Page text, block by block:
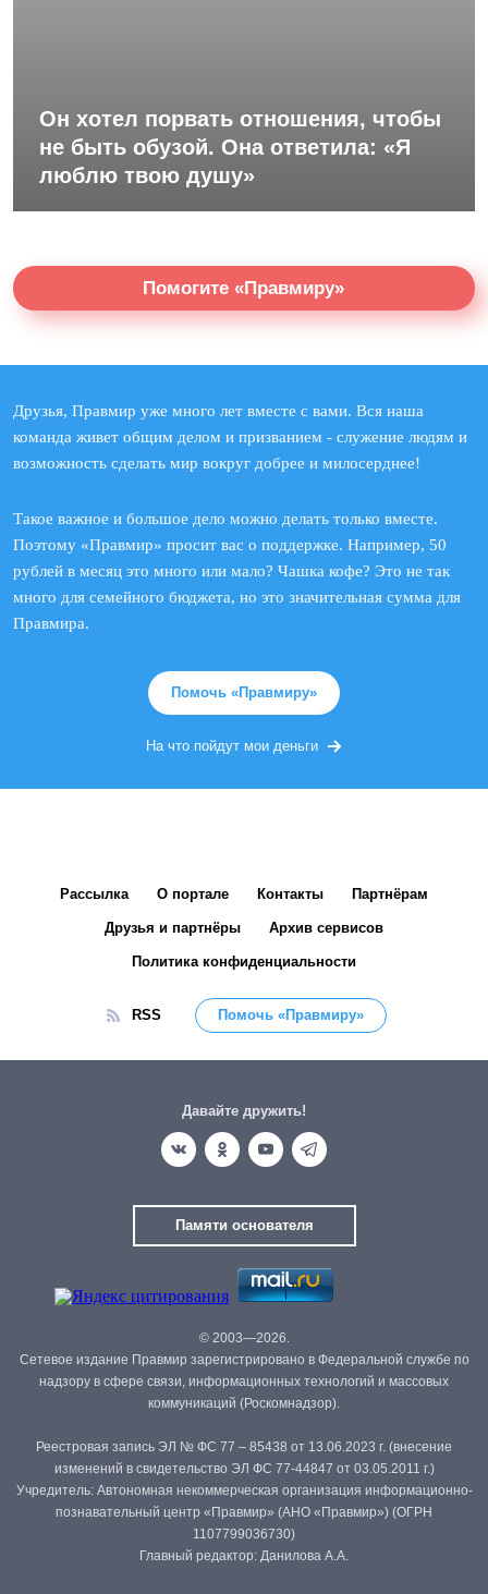
Он хотел порвать отношения, чтобы
не быть обузой. Она ответила: «Я
люблю твою душу»
Помогите «Правмиру»
Друзья, Правмир уже много лет вместе с вами. Вся наша
команда живет общим делом и призванием - служение людям и
возможность сделать мир вокруг добрее и милосерднее!
Такое важное и большое дело можно делать только вместе.
Поэтому «Правмир» просит вас о поддержке. Например, 50
рублей в месяц это много или мало? Чашка кофе? Это не так
много для семейного бюджета, но это значительная сумма для
Правмира.
Помочь «Правмиру»
На что пойдут мои деньги
Рассылка О портале Контакты Партнёрам
Друзья и партнёры Архив сервисов
Политика конфиденциальности
RSS Помочь «Правмиру»
Давайте дружить!
Памяти основателя
© 2003—2026.
Сетевое издание Правмир зарегистрировано в Федеральной службе по
надзору в сфере связи, информационных технологий и массовых
коммуникаций (Роскомнадзор).
Реестровая запись ЭЛ № ФС 77 – 85438 от 13.06.2023 г. (внесение
изменений в свидетельство ЭЛ ФС 77-44847 от 03.05.2011 г.)
Учредитель: Автономная некоммерческая организация информационно-
познавательный центр «Правмир» (АНО «Правмир») (ОГРН
1107799036730)
Главный редактор: Данилова А.А.